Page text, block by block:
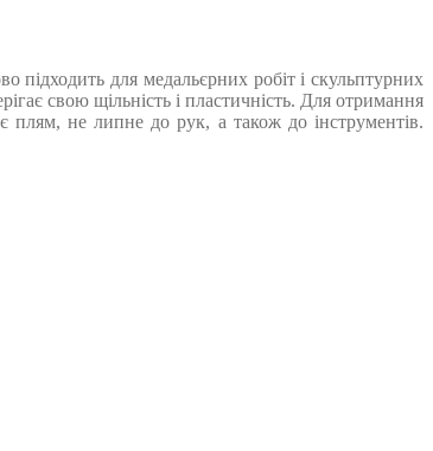
підходить для медальєрних робіт і скульптурних
свою щільність і пластичність. Для отримання
плям, не липне до рук, а також до інструментів.